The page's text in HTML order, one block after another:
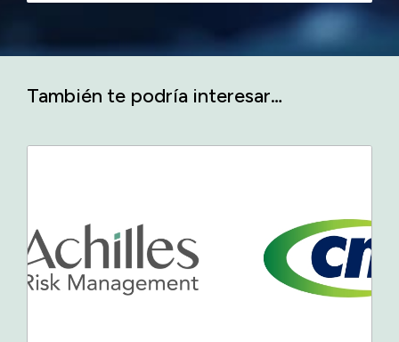
También te podría interesar…